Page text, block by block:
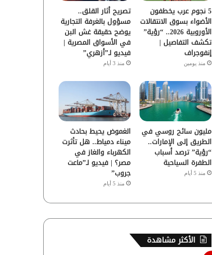
ا
م
5 نجوم عرب يخطفون
الأضواء بسوق الانتقالات
الأوروبية 2026.. “رؤية”
تكشف التفاصيل |
إنفوجراف
منذ يومين
تصريح أثار القلق..
مسؤول بالغرفة التجارية
يوضح حقيقة غش البن
في الأسواق المصرية |
فيديو لـ”أزهري”
منذ 3 أيام
مليون سائح روسي في
الطريق إلى الإمارات..
“رؤية” ترصد أسباب
الطفرة السياحية
منذ 5 أيام
الغموض يحيط بحادث
ميناء دمياط.. هل تأثرت
الكهرباء والغاز في
مصر؟ | فيديو لـ”ماعت
جروب”
منذ 5 أيام
الأكثر مشاهدة